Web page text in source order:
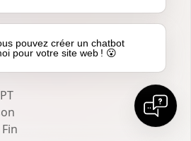
pouvez créer un chatbot
pour votre site web ! 😮